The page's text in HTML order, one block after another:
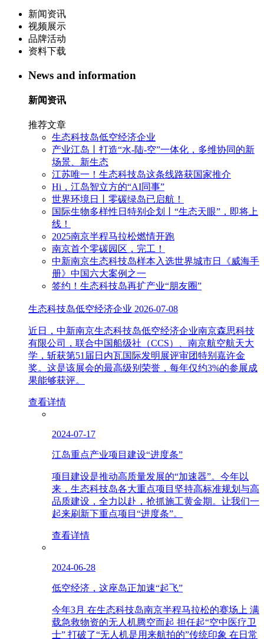
新闻资讯
视频展示
品牌活动
资料下载
News and information
新闻资讯
推荐文章
生态科技岛低空经济企业
产业江岛丨打造“水-陆-空”一体化，多维协同的新
场景、新生态
江苏唯一！生态科技岛这条线路获国家推介
Hi，江岛智立方的“AI同事”
世界环境日丨零碳绿岛已启航！
国际生物多样性日特别企划丨“生态天眼”，即将上
线！
2025南京半程马拉松燃情开跑
南京首个零碳园区，完工！
中新南京生态科技岛样本入选世界城市日《威海手
册》中国六大案例之一
签约！生态科技岛再扩产业“朋友圈”
生态科技岛低空经济企业 2026-07-08
近日，中新南京生态科技岛低空经济企业南京森思科技
有限公司，联合中国船级社（CCS）、南京航空航天大
学，斩获第51届日内瓦国际发明展评审团特别嘉许金
奖。这是该展会的最高级别荣誉，每年仅约3%的参展成
果能够获评。
查看详情
2024-07-17
江岛重点产业项目建设“进度条”
项目建设是推动高质量发展的“加速器”。今年以
来，生态科技岛各大重点项目坚持高标准规划与高
品质建设，全力以赴，抢抓施工黄金期。让我们一
起来刷新下重点项目“进度条”。
查看详情
2024-06-28
低空经济，这座岛正加速“起飞”
今年3月 在生态科技岛南京半程马拉松的赛场上 满
载急救物资的无人机腾空而起 担任起“空中医疗卫
士” 打破了“无人机是用来航拍的”传统印象 在日常